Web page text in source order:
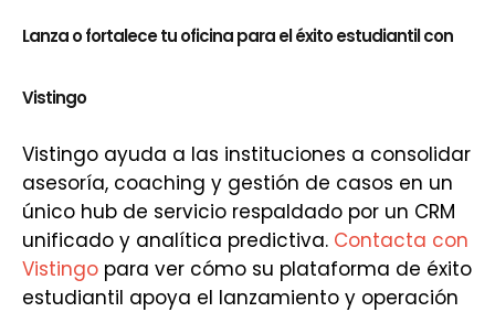
Lanza o fortalece tu oficina para el éxito estudiantil con
Vistingo
Vistingo ayuda a las instituciones a consolidar
asesoría, coaching y gestión de casos en un
único hub de servicio respaldado por un CRM
unificado y analítica predictiva. Contacta con
Vistingo para ver cómo su plataforma de éxito
estudiantil apoya el lanzamiento y operación